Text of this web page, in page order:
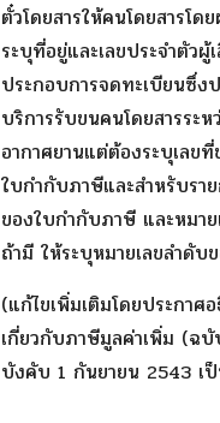
ตั๋วโดยสารให้คนโดยสารโ
ระบุที่อยู่และเลขประจำตัว
ประกอบการจดทะเบียนซึ่ง
บริการรับขนคนโดยสารระห
อากาศยานแต่ต้องระบุเลขที่
ใบกำกับภาษีและสำหรับรา
ของใบกำกับภาษี และหมาย
ถ้ามี ให้ระบุหมายเลขลำดับ
(แก้ไขเพิ่มเติมโดยประกาศ
เกี่ยวกับภาษีมูลค่าเพิ่ม (ฉบั
บังคับ 1 กันยายน 2543 เ